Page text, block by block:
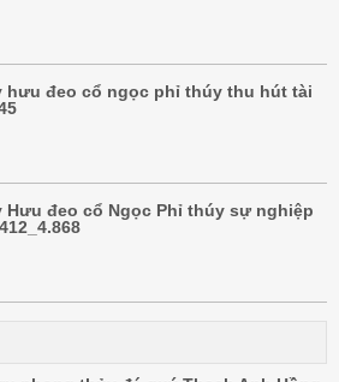
hưu đeo cổ ngọc phỉ thúy thu hút tài
Hưu đeo cổ Ngọc Phỉ thúy sự nghiệp